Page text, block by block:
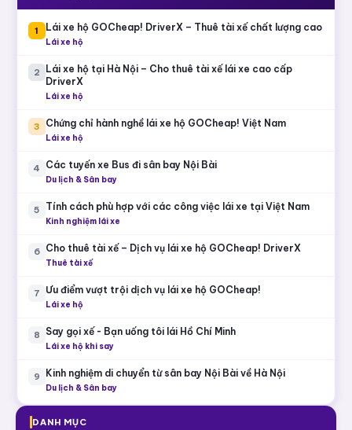
1 Lái xe hộ GOCheap! DriverX – Thuê tài xế chất lượng cao
Lái xe hộ
2 Lái xe hộ tại Hà Nội – Cho thuê tài xế lái xe cao cấp
DriverX
Lái xe hộ
3 Chứng chỉ hành nghề lái xe hộ GOCheap! Việt Nam
Lái xe hộ
4 Các tuyến xe Bus đi sân bay Nội Bài
Du lịch & Sân bay
5 Tính cách phù hợp với các công việc lái xe tại Việt Nam
Kinh nghiệm lái xe
6 Cho thuê tài xế – Dịch vụ lái xe hộ GOCheap! DriverX
Thuê tài xế
7 Ưu điểm vượt trội dịch vụ lái xe hộ GOCheap!
Lái xe hộ
8 Say gọi xế - Bạn uống tôi lái Hồ Chí Minh
Lái xe hộ khi say
9 Kinh nghiệm di chuyển từ sân bay Nội Bài về Hà Nội
Du lịch & Sân bay
DANH MỤC